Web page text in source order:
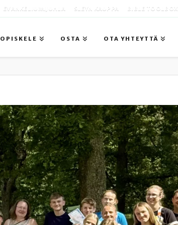
EVANKELIUMIJUHLA SLEYN KAUPPA BIBLE TOOLBOX
OPISKELE OSTA OTA YHTEYTTÄ